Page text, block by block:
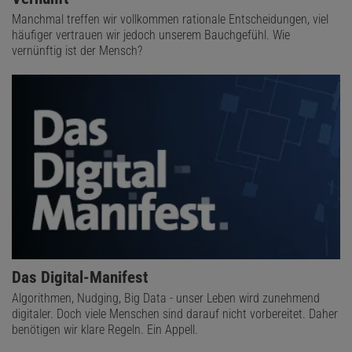
beispielsweise die natürlichen Zahlen gleichmächtig zur Teilmenge
der geraden Zahlen. Bei endlichen Mengen kann das hingegen
niemals der Fall sein.
Manchmal treffen wir vollkommen rationale Entscheidungen, viel
häufiger vertrauen wir jedoch unserem Bauchgefühl. Wie
vernünftig ist der Mensch?
Das Digital-Manifest
Algorithmen, Nudging, Big Data - unser Leben wird zunehmend
digitaler. Doch viele Menschen sind darauf nicht vorbereitet. Daher
benötigen wir klare Regeln. Ein Appell.